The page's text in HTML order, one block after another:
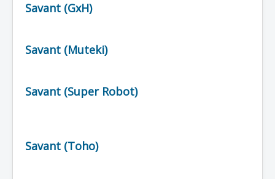
Savant (GxH)
Savant (Muteki)
Savant (Super Robot)
Savant (Toho)